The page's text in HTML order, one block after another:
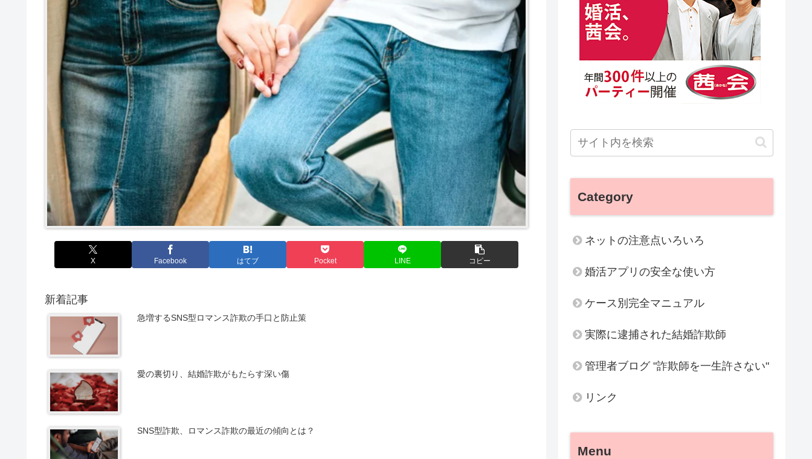
X Facebook はてブ Pocket LINE コピー
新着記事
急増するSNS型ロマンス詐欺の手口と防止策
愛の裏切り、結婚詐欺がもたらす深い傷
SNS型詐欺、ロマンス詐欺の最近の傾向とは？
Category
ネットの注意点いろいろ
婚活アプリの安全な使い方
ケース別完全マニュアル
実際に逮捕された結婚詐欺師
管理者ブログ "詐欺師を一生許さない"
リンク
Menu